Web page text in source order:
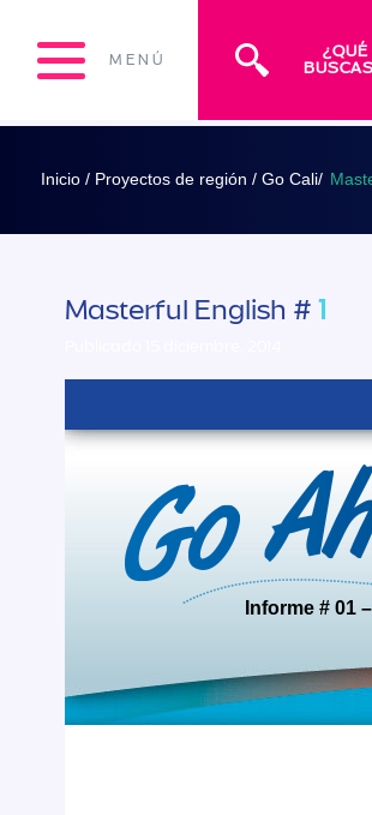
MENÚ
¿QUÉ
Inicio / Proyectos de región / Go Cali/
Masterful English # 1
Informe # 01